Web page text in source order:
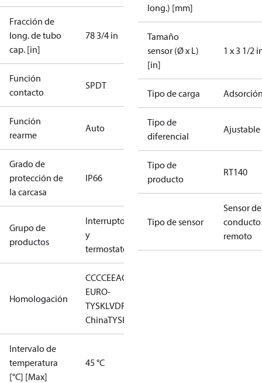
Fracción de
long. de tubo
cap. [in]
78 3/4 in
Función
contacto
SPDT
Función
rearme
Auto
Grado de
protección de
la carcasa
IP66
Grupo de
productos
Interruptores
y
termostatos
Homologación
CCCCEEAC
EURO-
TYSKLVDRMRS
ChinaTYSK
Intervalo de
temperatura
[°C] [Max]
45 °C
long.) [mm]
Tamaño
sensor (Ø x L)
[in]
1 x 3 1/2
Tipo de carga
Tipo de
diferencial
Ajustable
Tipo de
producto
RT140
Tipo de sensor
Sensor de
conducto
remoto